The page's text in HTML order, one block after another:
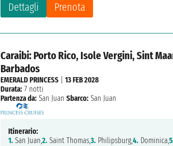
Dettagli Prenota
Caraibi: Porto Rico, Isole Vergini, Sint
Barbados
EMERALD PRINCESS |13 FEB 2028
Durata: 7 notti
Partenza da: San Juan Sbarco: San Juan
Itinerario:
1. San Juan,2. Saint Thomas,3. Philipsburg,4. Dominica,